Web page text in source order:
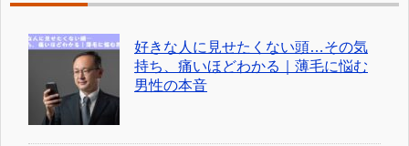
好きな人に見せたくない頭…その気
持ち、痛いほどわかる｜薄毛に悩む
男性の本音